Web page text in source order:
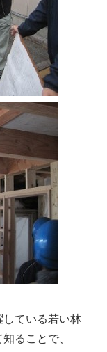
ている若い林
ることで、